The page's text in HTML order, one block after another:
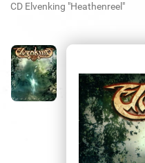
CD Elvenking "Heathenreel"